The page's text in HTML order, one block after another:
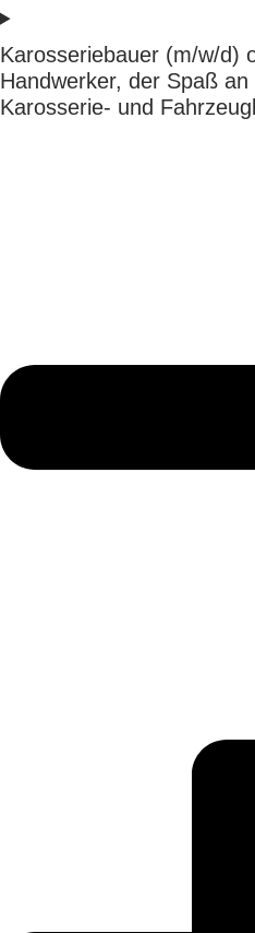
Karosseriebauer (m/w/d)
Handwerker, der Spaß an
Karosserie- und